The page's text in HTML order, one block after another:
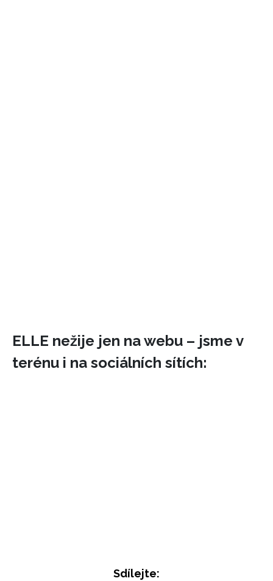
Přihlášením k newsletteru souhlasíte s
ELLE nežije jen na webu – jsme v
terénu i na sociálních sítích:
Sdílejte: